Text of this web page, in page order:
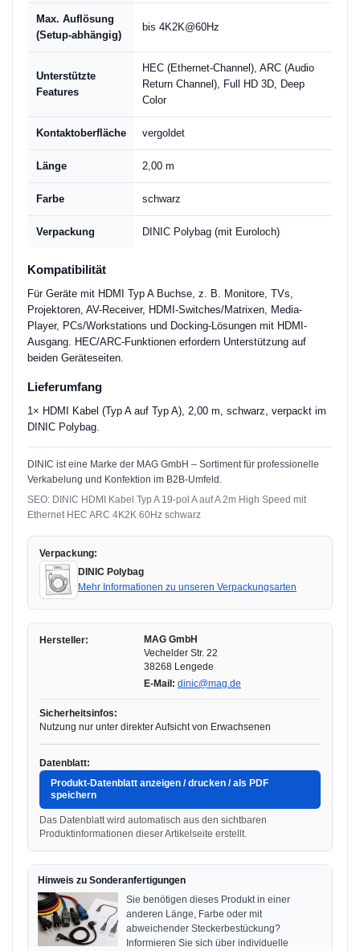
Max. Auflösung
(Setup-abhängig)
bis 4K2K@60Hz
Unterstützte
Features
HEC (Ethernet-Channel), ARC (Audio
Return Channel), Full HD 3D, Deep
Color
Kontaktoberfläche vergoldet
Länge 2,00 m
Farbe schwarz
Verpackung DINIC Polybag (mit Euroloch)
Kompatibilität
Für Geräte mit HDMI Typ A Buchse, z. B. Monitore, TVs,
Projektoren, AV-Receiver, HDMI-Switches/Matrixen, Media-
Player, PCs/Workstations und Docking-Lösungen mit HDMI-
Ausgang. HEC/ARC-Funktionen erfordern Unterstützung auf
beiden Geräteseiten.
Lieferumfang
1× HDMI Kabel (Typ A auf Typ A), 2,00 m, schwarz, verpackt im
DINIC Polybag.
DINIC ist eine Marke der MAG GmbH – Sortiment für professionelle
Verkabelung und Konfektion im B2B-Umfeld.
SEO: DINIC HDMI Kabel Typ A 19-pol A auf A 2m High Speed mit
Ethernet HEC ARC 4K2K 60Hz schwarz
Verpackung:
DINIC Polybag
Mehr Informationen zu unseren Verpackungsarten
Hersteller:
MAG GmbH
Vechelder Str. 22
38268 Lengede
E-Mail: dinic@mag.de
Sicherheitsinfos:
Nutzung nur unter direkter Aufsicht von Erwachsenen
Datenblatt:
Produkt-Datenblatt anzeigen / drucken / als PDF
speichern
Das Datenblatt wird automatisch aus den sichtbaren
Produktinformationen dieser Artikelseite erstellt.
Hinweis zu Sonderanfertigungen
Sie benötigen dieses Produkt in einer
anderen Länge, Farbe oder mit
abweichender Steckerbestückung?
Informieren Sie sich über individuelle